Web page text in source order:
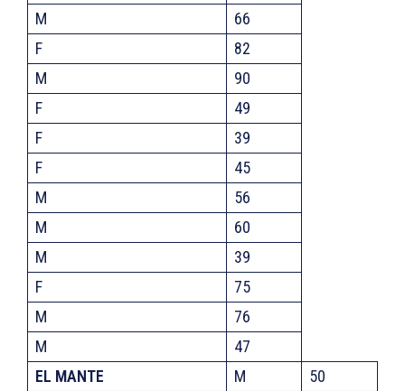
M
66
F
82
M
90
F
49
F
39
F
45
M
56
M
60
M
39
F
75
M
76
M
47
EL MANTE
M
50